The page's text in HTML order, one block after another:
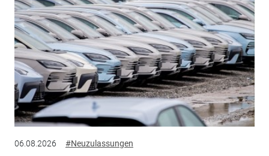
06.08.2026 #Neuzulassungen